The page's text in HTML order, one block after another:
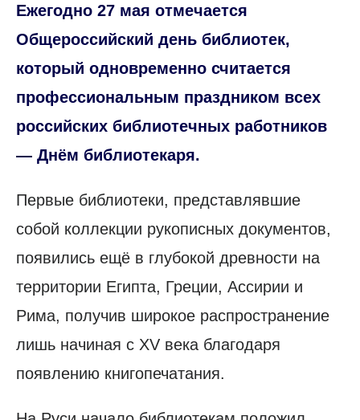
Ежегодно 27 мая отмечается
Общероссийский день библиотек,
который одновременно считается
профессиональным праздником всех
российских библиотечных работников
— Днём библиотекаря.
Первые библиотеки, представлявшие
собой коллекции рукописных документов,
появились ещё в глубокой древности на
территории Египта, Греции, Ассирии и
Рима, получив широкое распространение
лишь начиная с XV века благодаря
появлению книгопечатания.